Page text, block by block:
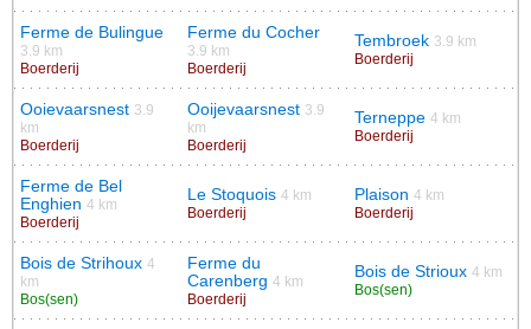
Ferme de Bulingue
3.9 km
Boerderij
Ferme du Cocher
3.9 km
Boerderij
Tembroek 3.9 km
Boerderij
Ooievaarsnest 3.9
km
Boerderij
Ooijevaarsnest 3.9
km
Boerderij
Terneppe 4 km
Boerderij
Ferme de Bel
Enghien 4 km
Boerderij
Le Stoquois 4 km
Boerderij
Plaison 4 km
Boerderij
Bois de Strihoux 4
km
Bos(sen)
Ferme du
Carenberg 4 km
Boerderij
Bois de Strioux 4 km
Bos(sen)